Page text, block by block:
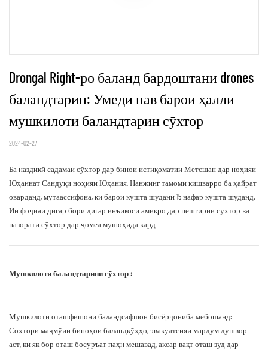
Drongal Right-ро баланд бардоштани drones
баландтарин: Умеди нав барои ҳалли
мушкилоти баландтарин сӯхтор
2024-02-27
Ба наздикӣ садамаи сӯхтор дар бинои истиқоматии Метсшан дар ноҳияи
Юҳаннат Сандуқи ноҳияи Юҳания, Нанжинг тамоми кишварро ба ҳайрат
оварданд, мутаассифона, ки барои кушта шудани 15 нафар кушта шуданд.
Ин фоҷиаи дигар бори дигар инъикоси амиқро дар пешгирии сӯхтор ва
назорати сӯхтор дар ҷомеа мушоҳида кард
Мушкилоти баландтарини сӯхтор :
Мушкилоти оташфишони баландсафшон бисёрҷониба мебошанд:
Сохтори маҷмӯии биноҳои баландкӯҳҳо, эвакуатсияи мардум душвор
аст, ки як бор оташ босуръат паҳн мешавад, аксар вақт оташ зуд дар